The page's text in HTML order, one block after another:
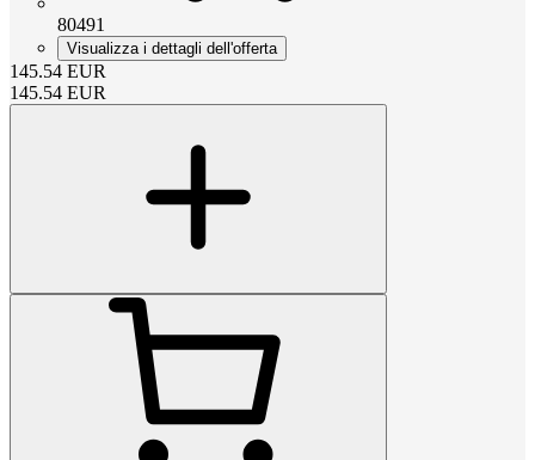
80491
Visualizza i dettagli dell'offerta
145.54 EUR
145.54 EUR